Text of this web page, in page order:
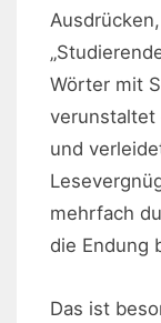
Wörter mit
verunstaltet
und
mehrfach
die Endung
Das ist